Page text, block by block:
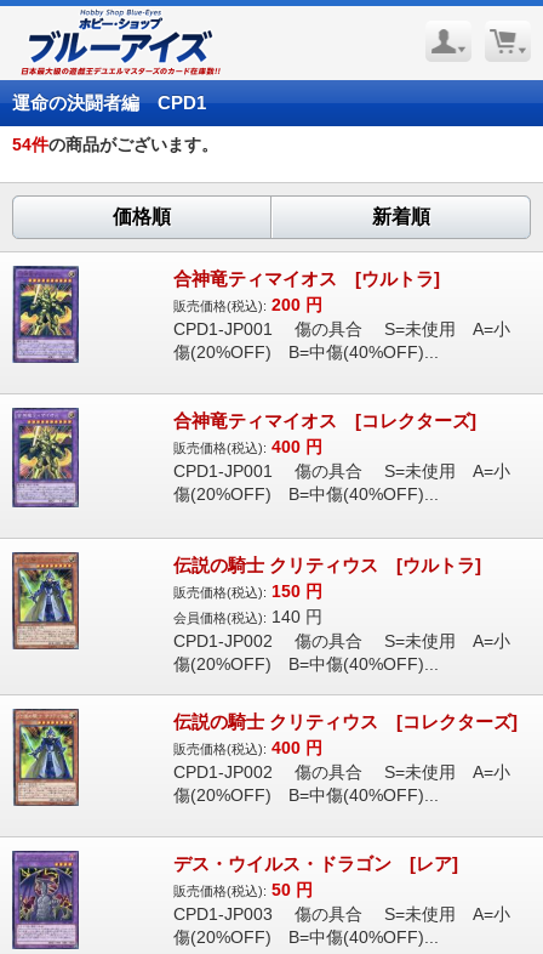
運命の決闘者編 CPD1
54件の商品がございます。
価格順 新着順
合神竜ティマイオス [ウルトラ]
販売価格(税込): 200 円
CPD1-JP001 傷の具合 S=未使用 A=小
傷(20%OFF) B=中傷(40%OFF)...
合神竜ティマイオス [コレクターズ]
販売価格(税込): 400 円
CPD1-JP001 傷の具合 S=未使用 A=小
傷(20%OFF) B=中傷(40%OFF)...
伝説の騎士 クリティウス [ウルトラ]
販売価格(税込): 150 円
会員価格(税込): 140 円
CPD1-JP002 傷の具合 S=未使用 A=小
傷(20%OFF) B=中傷(40%OFF)...
伝説の騎士 クリティウス [コレクターズ]
販売価格(税込): 400 円
CPD1-JP002 傷の具合 S=未使用 A=小
傷(20%OFF) B=中傷(40%OFF)...
デス・ウイルス・ドラゴン [レア]
販売価格(税込): 50 円
CPD1-JP003 傷の具合 S=未使用 A=小
傷(20%OFF) B=中傷(40%OFF)...